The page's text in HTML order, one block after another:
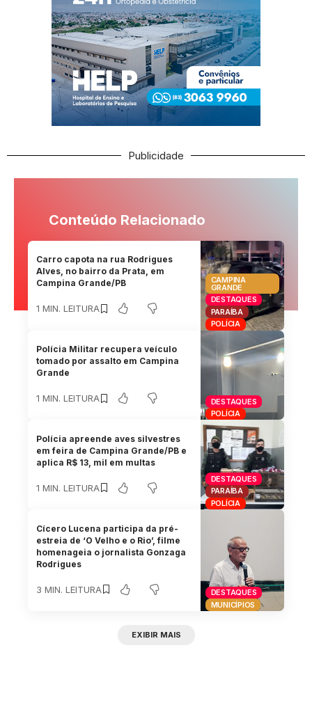
Publicidade
Conteúdo Relacionado
CAMPINA
GRANDE
DESTAQUES
PARAÍBA
POLÍCIA
Carro capota na rua Rodrigues
Alves, no bairro da Prata, em
Campina Grande/PB
1 MIN. LEITURA
DESTAQUES
POLÍCIA
Polícia Militar recupera veículo
tomado por assalto em Campina
Grande
1 MIN. LEITURA
DESTAQUES
PARAÍBA
POLÍCIA
Polícia apreende aves silvestres
em feira de Campina Grande/PB e
aplica R$ 13, mil em multas
1 MIN. LEITURA
DESTAQUES
MUNICÍPIOS
Cícero Lucena participa da pré-
estreia de ‘O Velho e o Rio’, filme
homenageia o jornalista Gonzaga
Rodrigues
3 MIN. LEITURA
EXIBIR MAIS